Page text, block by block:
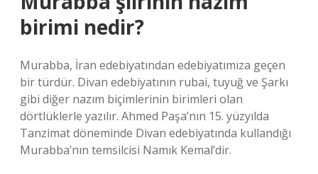
birimi nedir?
Murabba, İran edebiyatından edebiyatımıza geçen
bir türdür. Divan edebiyatının rubai, tuyuğ ve Şarkı
gibi diğer nazım biçimlerinin birimleri olan
dörtlüklerle yazılır. Ahmed Paşa’nın 15. yüzyılda
Tanzimat döneminde Divan edebiyatında kullandığı
Murabba’nın temsilcisi Namık Kemal’dir.